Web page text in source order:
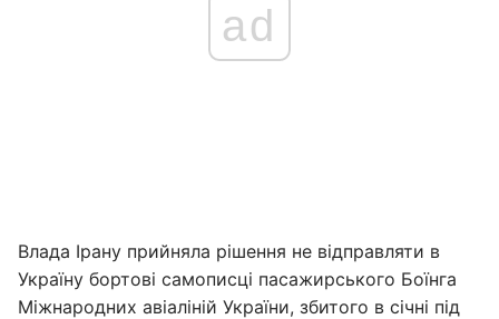
ad
Влада Ірану прийняла рішення не відправляти в
Україну бортові самописці пасажирського Боїнга
Міжнародних авіаліній України, збитого в січні під